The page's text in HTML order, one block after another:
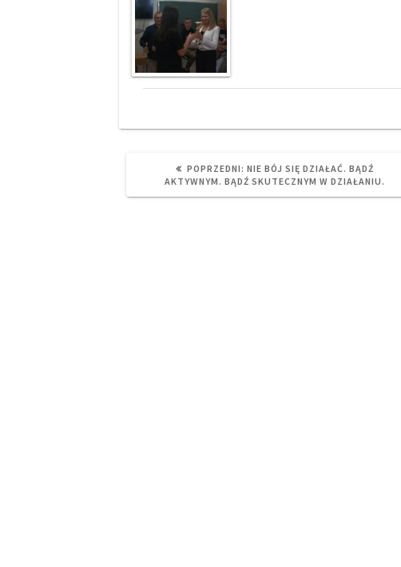
POPRZEDNI: PREVIOUS
POST:
NIE BÓJ SIĘ DZIAŁAĆ. BĄDŹ
AKTYWNYM. BĄDŹ SKUTECZNYM W DZIAŁANIU.